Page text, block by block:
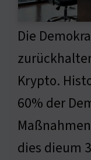
Die
Krypto.
60% der
dies dieum